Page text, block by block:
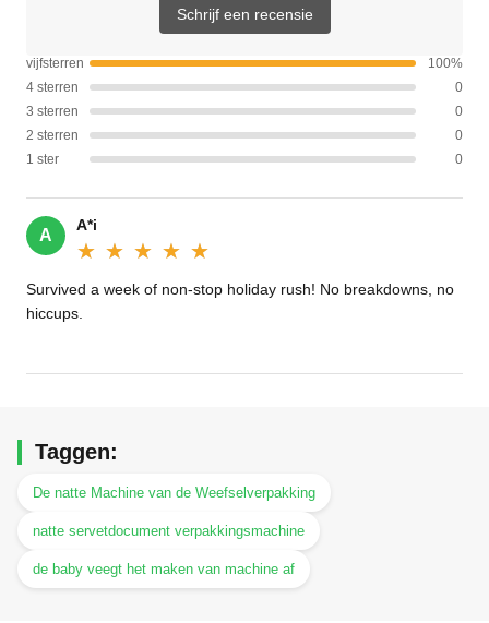
Schrijf een recensie
vijfsterren
100%
4 sterren
0
3 sterren
0
2 sterren
0
1 ster
0
A
A*i
★★★★★
★★★★★
Survived a week of non-stop holiday rush! No breakdowns, no
hiccups.
Taggen:
De natte Machine van de Weefselverpakking
natte servetdocument verpakkingsmachine
de baby veegt het maken van machine af